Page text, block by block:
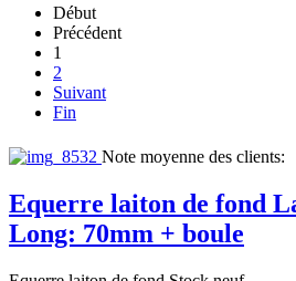
Début
Précédent
1
2
Suivant
Fin
Note moyenne des clients:
Equerre laiton de fond
Long: 70mm + boule